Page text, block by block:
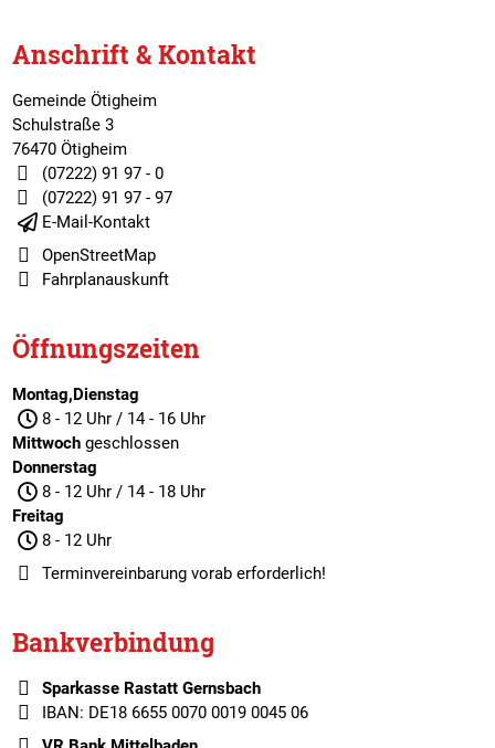
Anschrift & Kontakt
Gemeinde Ötigheim
Schulstraße 3
76470 Ötigheim
(07222) 91 97 - 0
(07222) 91 97 - 97
E-Mail-Kontakt
OpenStreetMap
Fahrplanauskunft
Öffnungszeiten
Montag,Dienstag
8 - 12 Uhr / 14 - 16 Uhr
Mittwochgeschlossen
Donnerstag
8 - 12 Uhr / 14 - 18 Uhr
Freitag
8 - 12 Uhr
Terminvereinbarungvorab erforderlich!
Bankverbindung
Sparkasse Rastatt Gernsbach
IBAN: DE18 6655 0070 0019 0045 06